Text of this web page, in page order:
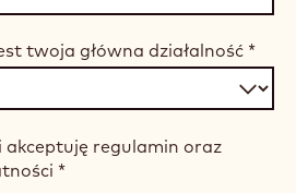
twoja główna działalność *
akceptuję regulamin oraz
*